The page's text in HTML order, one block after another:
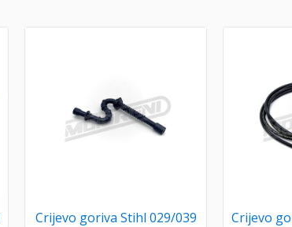
Crijevo goriva Stihl 029/039
Crijevo